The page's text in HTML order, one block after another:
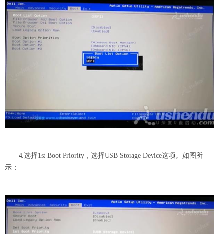
4.选择1st Boot Priority，选择USB Storage Device这项。如图所
示：